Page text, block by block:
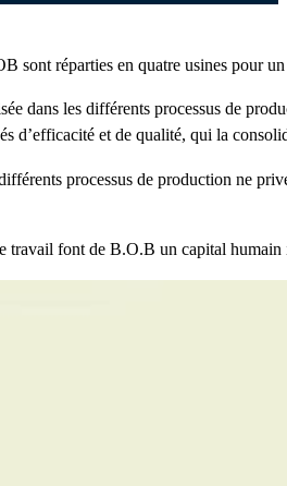
sont réparties en quatre usines pour
dans les différents processus de
d’efficacité et de qualité, qui la
processus de production ne
travail font de B.O.B un capital humain